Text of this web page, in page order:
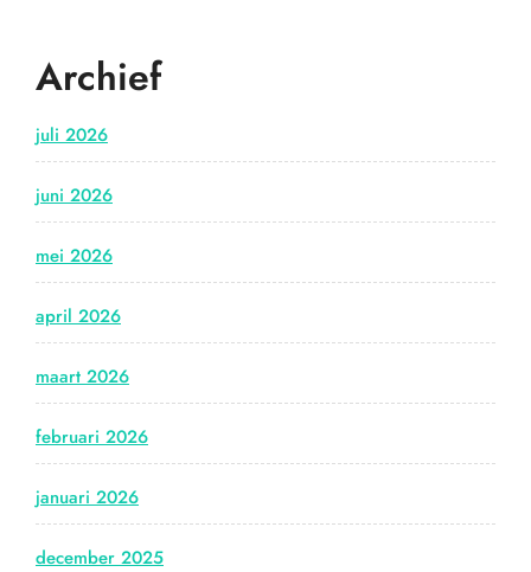
Archief
juli 2026
juni 2026
mei 2026
april 2026
maart 2026
februari 2026
januari 2026
december 2025